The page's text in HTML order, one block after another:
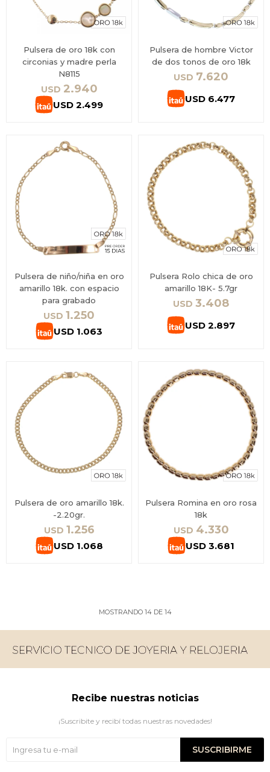
Pulsera de oro 18k con
circonias y madre perla
N8115
USD 2.940
USD 2.499
Pulsera de hombre Victor
de dos tonos de oro 18k
USD 7.620
USD 6.477
Pulsera de niño/niña en oro
amarillo 18k. con espacio
para grabado
USD 1.250
USD 1.063
Pulsera Rolo chica de oro
amarillo 18K- 5.7gr
USD 3.408
USD 2.897
Pulsera de oro amarillo 18k.
-2.20gr.
USD 1.256
USD 1.068
Pulsera Romina en oro rosa
18k
USD 4.330
USD 3.681
MOSTRANDO 14DE 14
Recibe nuestras noticias
¡Suscribite y recibí todas nuestras novedades!
SUSCRIBIRME